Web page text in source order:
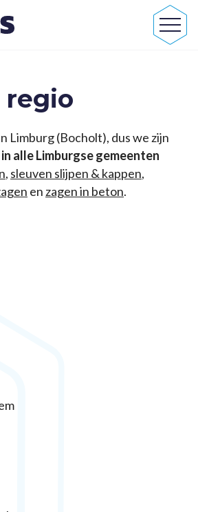
Limburg (Bocholt), dus we zijn
alle Limburgse gemeenten
, sleuven slijpen & kappen,
en zagen in beton.